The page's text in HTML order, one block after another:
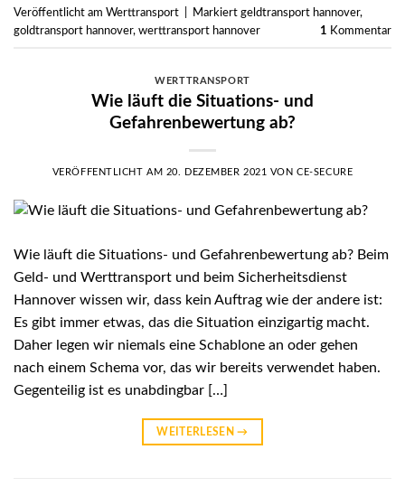
Veröffentlicht am Werttransport Markiert geldtransport hannover,
goldtransport hannover, werttransport hannover 1 Kommentar
WERTTRANSPORT
Wie läuft die Situations- und
Gefahrenbewertung ab?
VERÖFFENTLICHT AM 20. DEZEMBER 2021 VONCE-SECURE
Wie läuft die Situations- und Gefahrenbewertung ab? Beim
Geld- und Werttransport und beim Sicherheitsdienst
Hannover wissen wir, dass kein Auftrag wie der andere ist:
Es gibt immer etwas, das die Situation einzigartig macht.
Daher legen wir niemals eine Schablone an oder gehen
nach einem Schema vor, das wir bereits verwendet haben.
Gegenteilig ist es unabdingbar […]
WEITERLESEN→